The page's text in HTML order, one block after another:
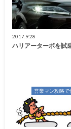
2017.9.28
ハリアーターボを試
営業マン攻略